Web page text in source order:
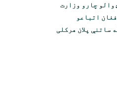
چارو وزارت
اتباعو
ساتنې پلان هرکلی